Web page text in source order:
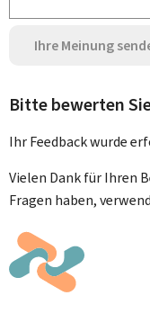
Ihre Meinung
Bitte bewerten
Ihr Feedback wurde
Vielen Dank für Ihren
Fragen haben,